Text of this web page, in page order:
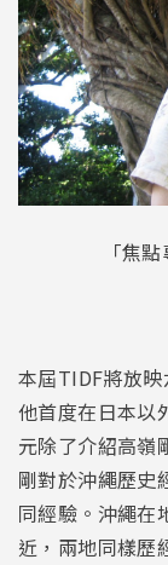
「焦
本屆TIDF將放
他首度在日本以
元除了介紹高嶺
剛對於沖繩歷史
同經驗。沖繩在
近，兩地同樣歷